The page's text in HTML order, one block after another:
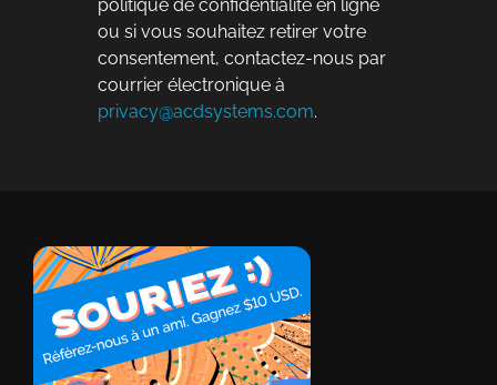
politique de confidentialité en ligne
ou si vous souhaitez retirer votre
consentement, contactez-nous par
courrier électronique à
privacy@acdsystems.com.